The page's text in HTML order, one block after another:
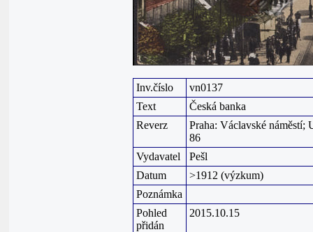
Inv.číslo
vn0137
Text
Česká banka
Reverz
Praha: Václavské náměstí;
86
Vydavatel
Pešl
Datum
>1912 (výzkum)
Poznámka
Pohled
přidán
2015.10.15